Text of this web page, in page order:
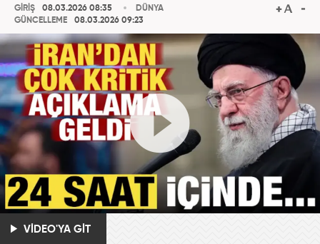
GİRİŞ
08.03.2026 08:35
GÜNCELLEME
08.03.2026 09:23
DÜNYA
VİDEO'YA GİT